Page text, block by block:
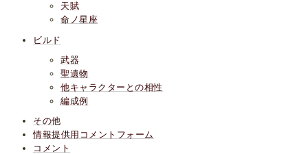
天賦
命ノ星座
ビルド
武器
聖遺物
他キャラクターとの相性
編成例
その他
情報提供用コメントフォーム
コメント